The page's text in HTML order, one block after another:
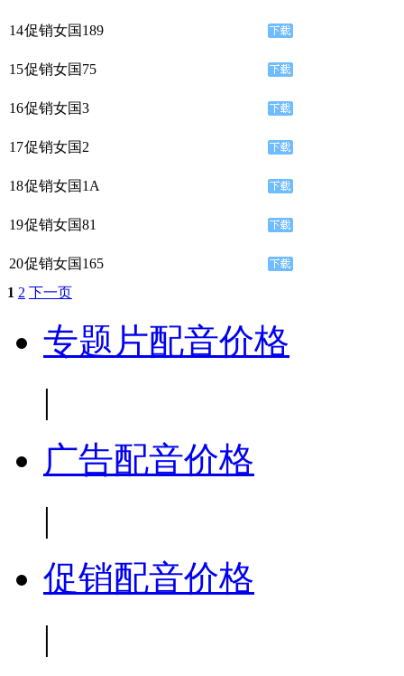
14促销女国189
15促销女国75
16促销女国3
17促销女国2
18促销女国1A
19促销女国81
20促销女国165
1 2 下一页
专题片配音价格
|
广告配音价格
|
促销配音价格
|